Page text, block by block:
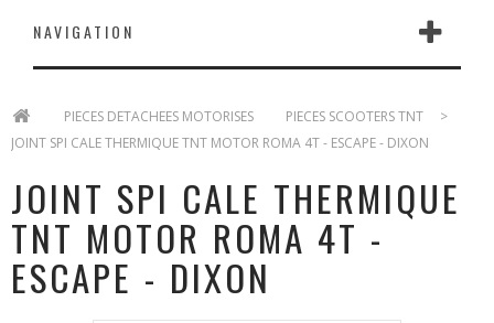
NAVIGATION
PIECES DETACHEES MOTORISES PIECES SCOOTERS TNT
>
JOINT SPI CALE THERMIQUE TNT MOTOR ROMA 4T - ESCAPE - DIXON
JOINT SPI CALE THERMIQUE
TNT MOTOR ROMA 4T -
ESCAPE - DIXON